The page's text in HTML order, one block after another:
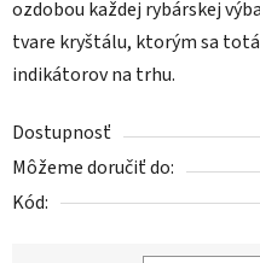
ozdobou každej rybárskej
tvare kryštálu, ktorým sa
indikátorov na trhu.
Dostupnosť
Môžeme doručiť do:
Kód: